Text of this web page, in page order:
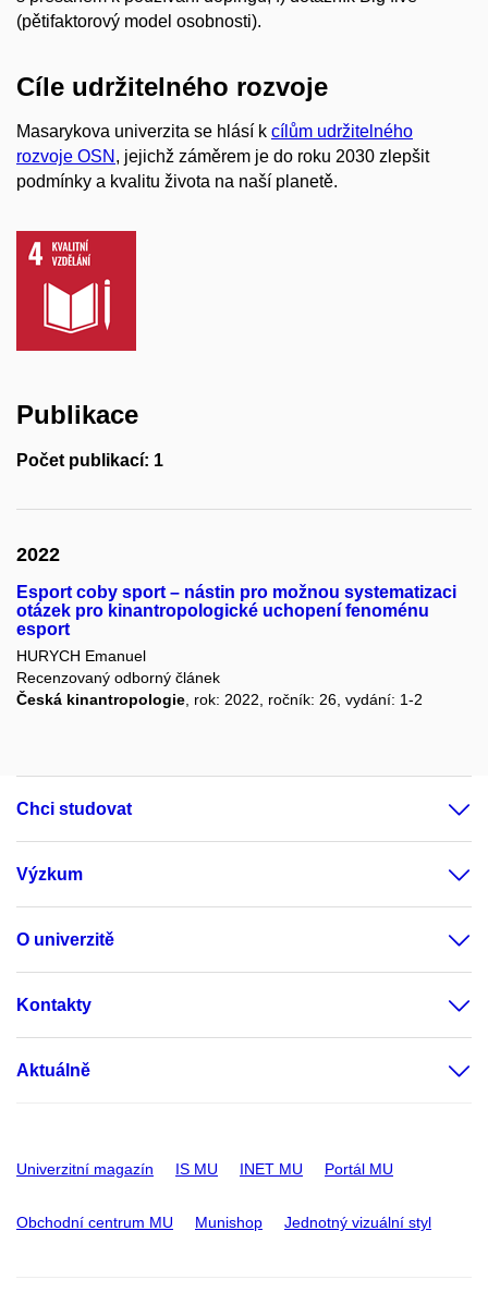
(pětifaktorový model osobnosti).
Cíle udržitelného rozvoje
Masarykova univerzita se hlásí k cílům udržitelného
rozvoje OSN , jejichž záměrem je do roku 2030 zlepšit
podmínky a kvalitu života na naší planetě.
Publikace
Počet publikací: 1
2022
Esport coby sport – nástin pro možnou systematizaci
otázek pro kinantropologické uchopení fenoménu
esport
HURYCH Emanuel
Recenzovaný odborný článek
Česká kinantropologie , rok: 2022, ročník: 26, vydání: 1-2
Chci studovat
Výzkum
O univerzitě
Kontakty
Aktuálně
Univerzitní magazín IS MU INET MU Portál MU
Obchodní centrum MU Munishop Jednotný vizuální styl